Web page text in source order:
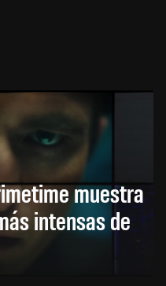
muestra
intensas de